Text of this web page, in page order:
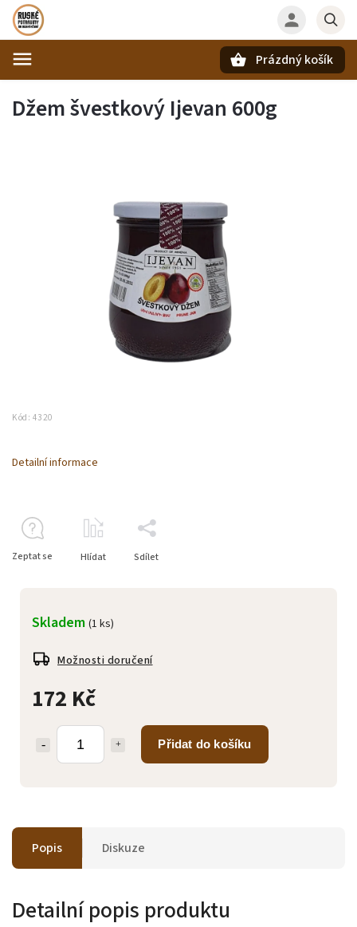
Prázdný košík
Džem švestkový Ijevan 600g
Kód: 4320
172 Kč
Přidat do košíku
Skladem (1 ks)
Možnosti doručení
Detailní informace
Zeptat se Hlídat Sdílet
Popis Diskuze
Detailní popis produktu